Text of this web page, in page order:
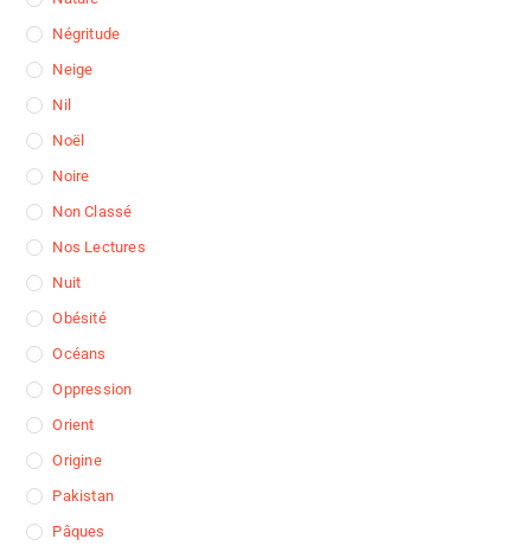
Négritude
Neige
Nil
Noël
Noire
Non Classé
Nos Lectures
Nuit
Obésité
Océans
Oppression
Orient
Origine
Pakistan
Pâques